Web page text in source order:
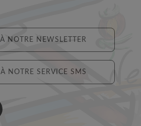
NOTRE NEWSLETTER
NOTRE SERVICE SMS